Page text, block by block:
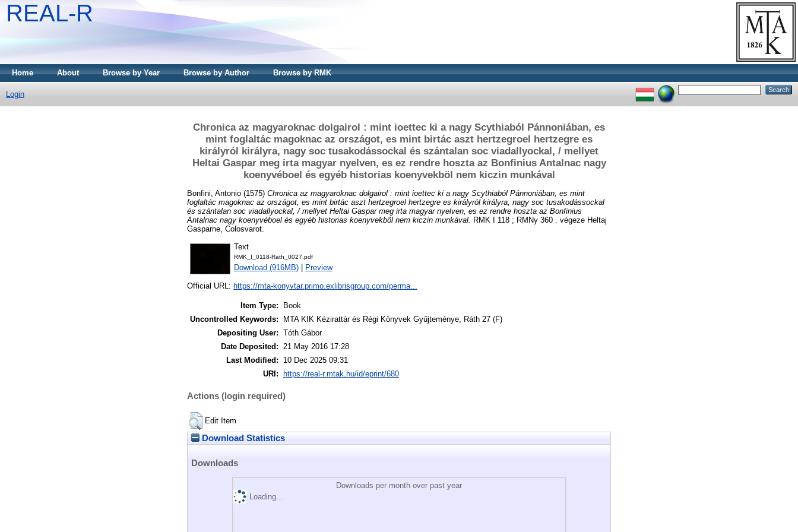
REAL-R
Home About Browse by Year Browse by Author Browse by RMK
Login
Chronica az magyaroknac dolgairol : mint ioettec ki a nagy Scythiaból Pánnoniában, es
mint foglaltác magoknac az országot, es mint birtác aszt hertzegroel hertzegre es
királyról királyra, nagy soc tusakodássockal és szántalan soc viadallyockal, / mellyet
Heltai Gaspar meg irta magyar nyelven, es ez rendre hoszta az Bonfinius Antalnac nagy
koenyvéboel és egyéb historias koenyvekböl nem kiczin munkával
Bonfini, Antonio (1575) Chronica az magyaroknac dolgairol : mint ioettec ki a nagy Scythiaból Pánnoniában, es mint
foglaltác magoknac az országot, es mint birtác aszt hertzegroel hertzegre es királyról királyra, nagy soc tusakodássockal
és szántalan soc viadallyockal, / mellyet Heltai Gaspar meg irta magyar nyelven, es ez rendre hoszta az Bonfinius
Antalnac nagy koenyvéboel és egyéb historias koenyvekböl nem kiczin munkával. RMK I 118 ; RMNy 360 . végeze Heltaj
Gasparne, Colosvarot.
Text
RMK_I_0118-Rath_0027.pdf
Download (916MB) Preview
Official URL: https://mta-konyvtar.primo.exlibrisgroup.com/perma...
Item Type:
Book
Uncontrolled Keywords:
MTA KIK Kézirattár és Régi Könyvek Gyűjteménye, Ráth 27 (F)
Depositing User: Tóth Gábor
Date Deposited: 21 May 2016 17:28
Last Modified:
10 Dec 2025 09:31
URI:
https://real-r.mtak.hu/id/eprint/680
Actions (login required)
Edit Item
Download Statistics
Downloads
Downloads per month over past year
Loading...